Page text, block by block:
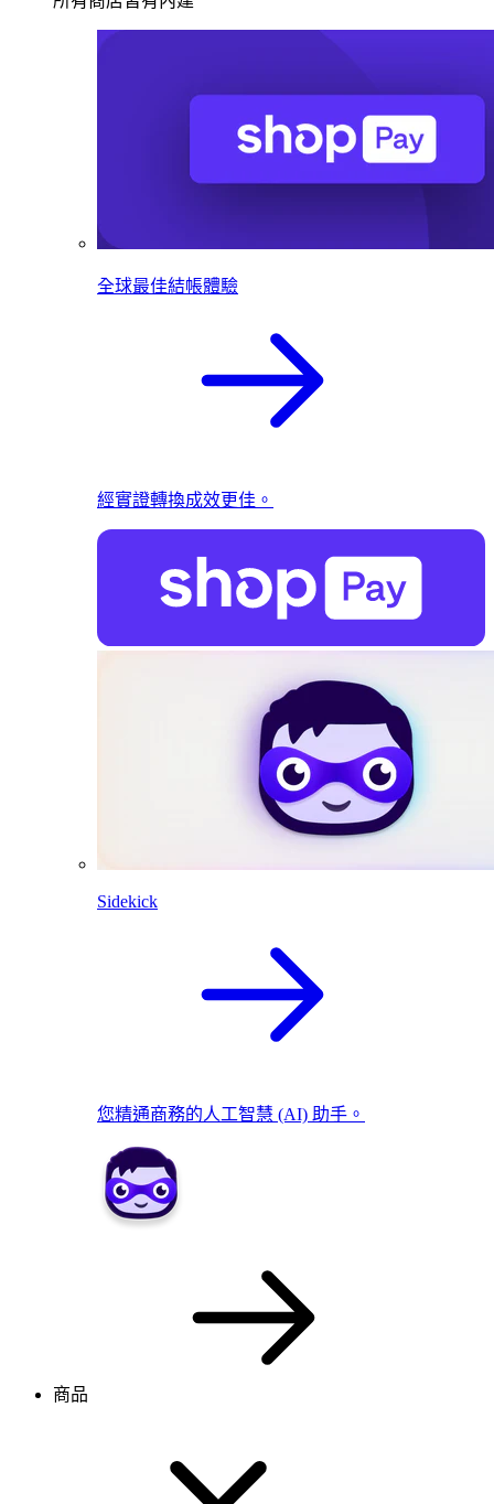
全球最佳結帳體驗
經實證轉換成效更佳。
Sidekick
您精通商務的人工智慧 (AI) 助手。
商品